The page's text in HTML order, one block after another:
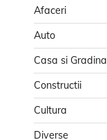
Afaceri
Auto
Casa si Gradina
Constructii
Cultura
Diverse